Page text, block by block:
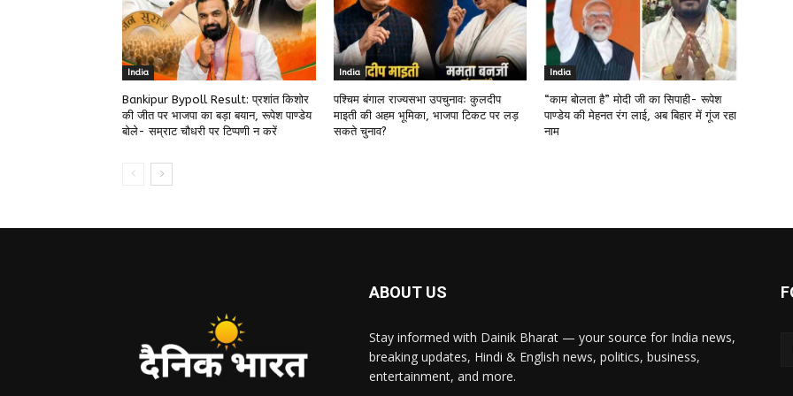
India
Bankipur Bypoll Result: प्रशांत किशोर
की जीत पर भाजपा का बड़ा बयान, रूपेश पाण्डेय
बोले- सम्राट चौधरी पर टिप्पणी न करें
India
पश्चिम बंगाल राज्यसभा उपचुनावः कुलदीप
माइती की अहम भूमिका, भाजपा टिकट पर लड़
सकते चुनाव?
India
“काम बोलता है” मोदी जी का सिपाही- रूपेश
पाण्डेय की मेहनत रंग लाई, अब बिहार में गूंज रहा
नाम
ABOUT US
Stay informed with Dainik Bharat — your source for India news,
breaking updates, Hindi & English news, politics, business,
entertainment, and more.